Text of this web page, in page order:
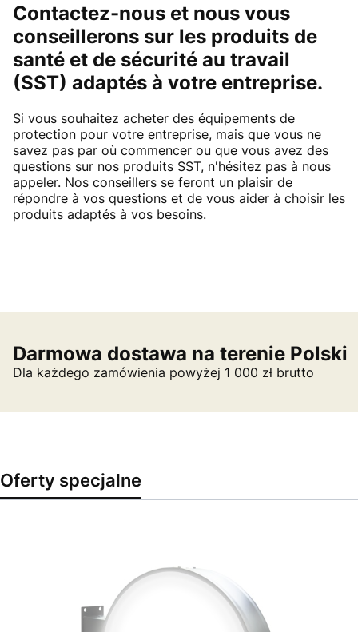
Contactez-nous et nous vous
conseillerons sur les produits de
santé et de sécurité au travail
(SST) adaptés à votre entreprise.
Si vous souhaitez acheter des équipements de
protection pour votre entreprise, mais que vous ne
savez pas par où commencer ou que vous avez des
questions sur nos produits SST, n'hésitez pas à nous
appeler. Nos conseillers se feront un plaisir de
répondre à vos questions et de vous aider à choisir les
produits adaptés à vos besoins.
Darmowa dostawa na terenie Polski
Dla każdego zamówienia powyżej 1 000 zł brutto
Oferty specjalne